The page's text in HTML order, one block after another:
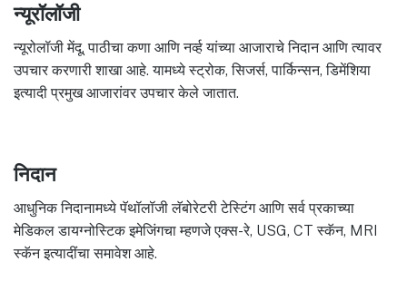
न्यूरॉलॉजी
न्यूरोलॉजी मेंदू, पाठीचा कणा आणि नर्व्ह यांच्या आजाराचे निदान आणि त्यावर
उपचार करणारी शाखा आहे. यामध्ये स्ट्रोक, सिजर्स, पार्किन्सन, डिमेंशिया
इत्यादी प्रमुख आजारांवर उपचार केले जातात.
निदान
आधुनिक निदानामध्ये पॅथॉलॉजी लॅबोरेटरी टेस्टिंग आणि सर्व प्रकाच्या
मेडिकल डायग्नोस्टिक इमेजिंगचा म्हणजे एक्स-रे, USG, CT स्कॅन, MRI
स्कॅन इत्यादींचा समावेश आहे.